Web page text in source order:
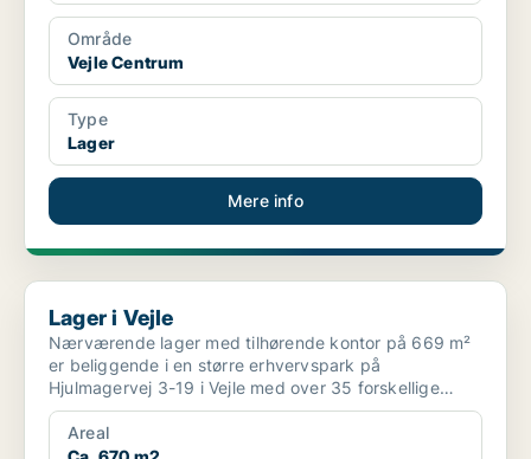
Område
Vejle Centrum
Type
Lager
Mere info
Lager i Vejle
Lager i Vejle
Nærværende lager med tilhørende kontor på 669 m²
er beliggende i en større erhvervspark på
Hjulmagervej 3-19 i Vejle med over 35 forskellige
lejemål som rumm...
Areal